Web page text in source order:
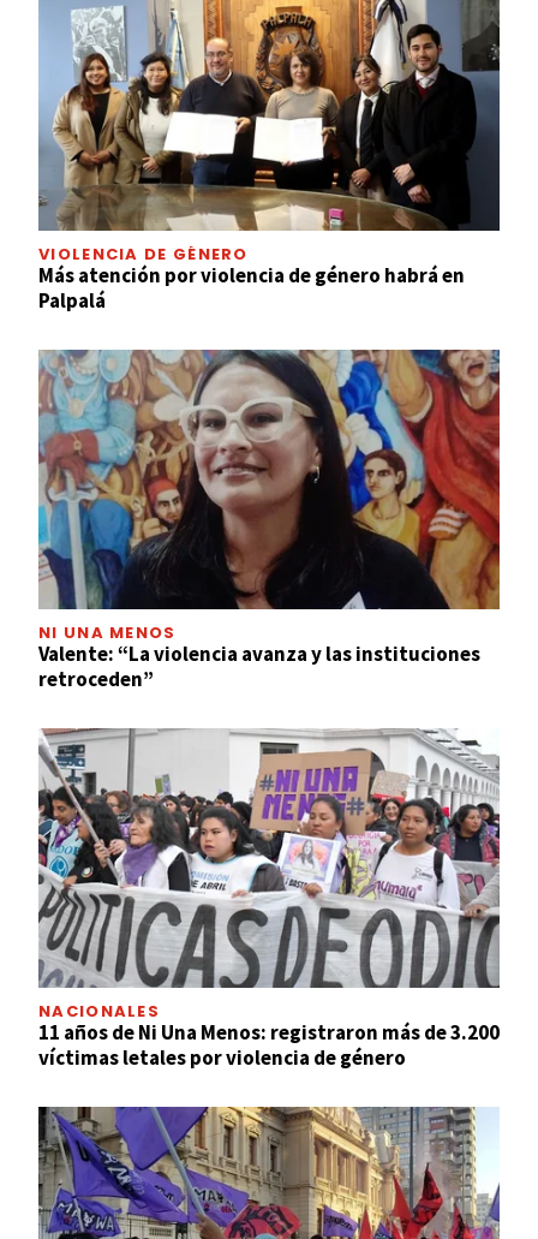
VIOLENCIA DE GÉNERO
Más atención por violencia de género habrá en
Palpalá
NI UNA MENOS
Valente: “La violencia avanza y las instituciones
retroceden”
NACIONALES
11 años de Ni Una Menos: registraron más de 3.200
víctimas letales por violencia de género